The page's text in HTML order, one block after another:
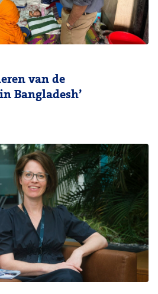
van de
Bangladesh’